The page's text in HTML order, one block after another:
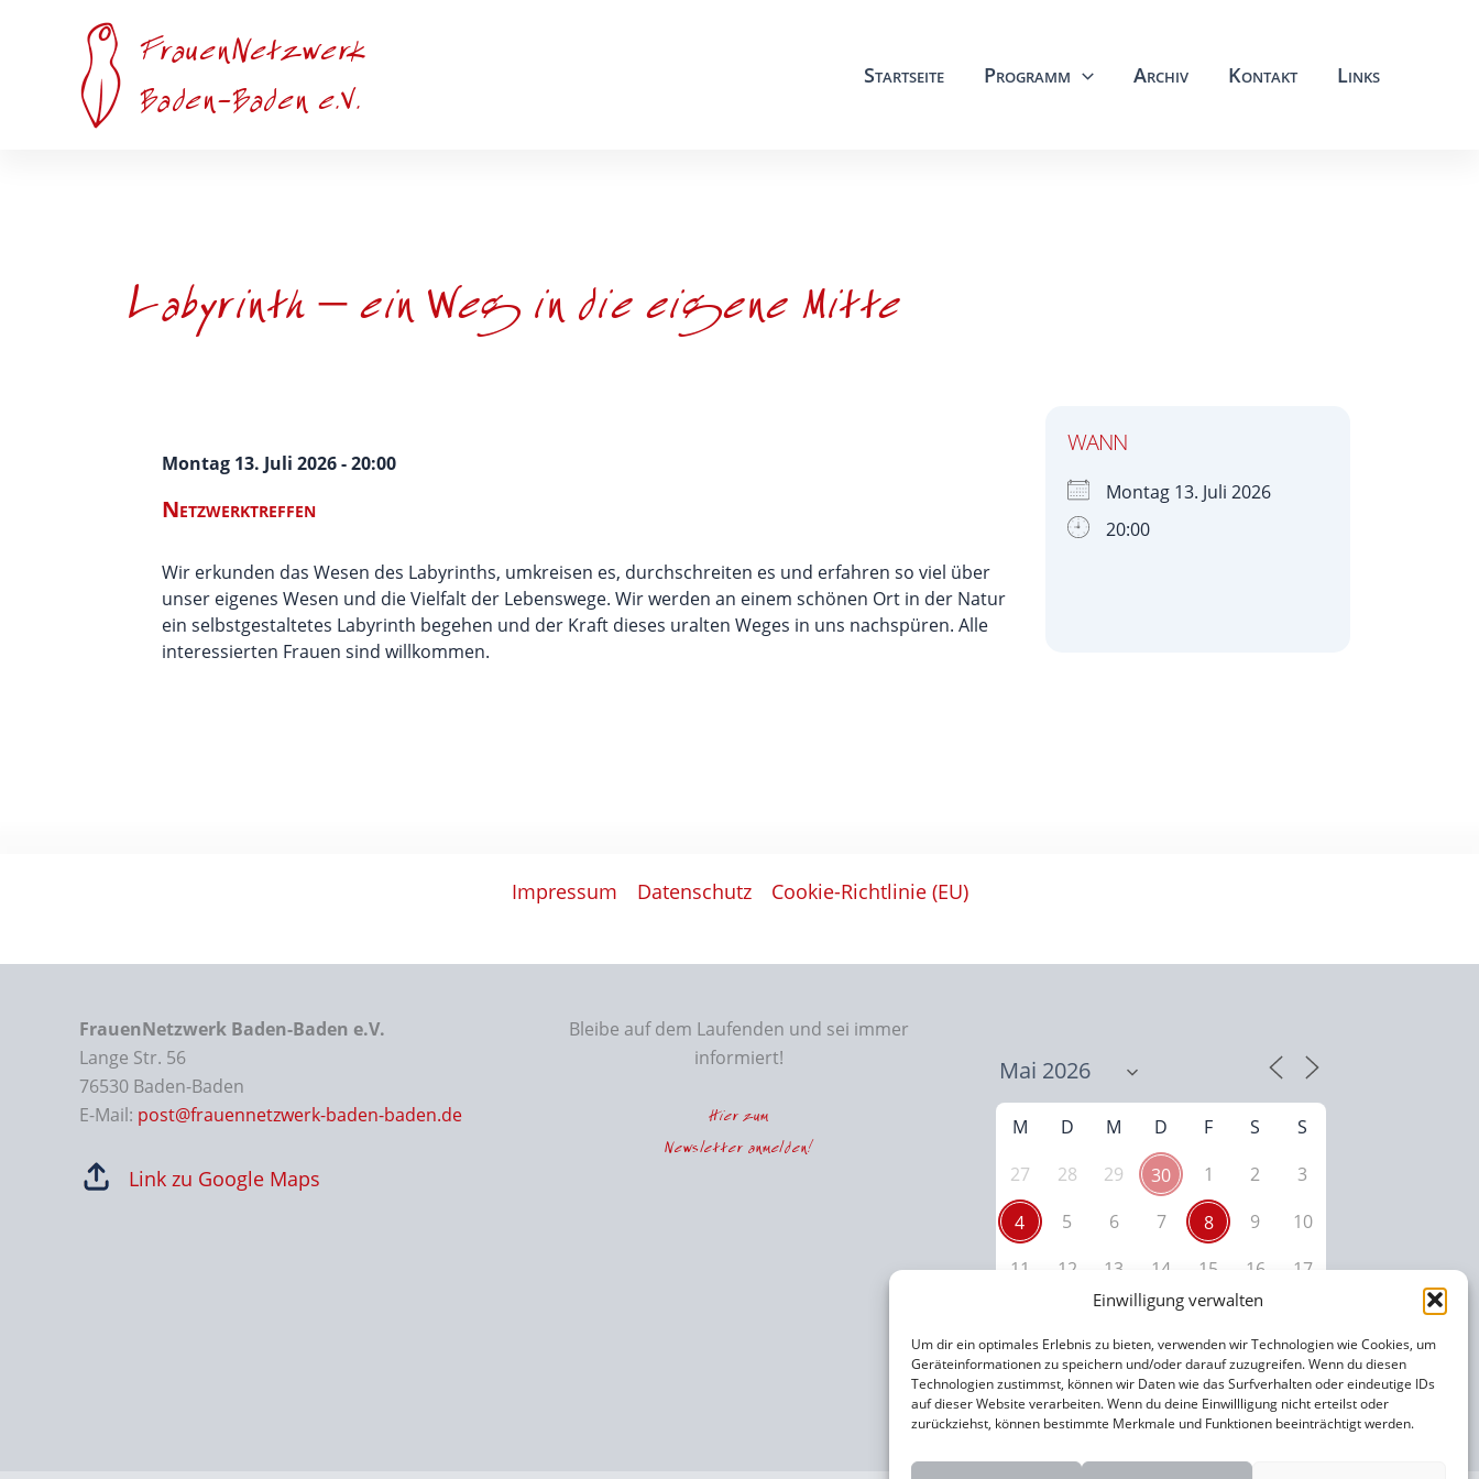
Einwilligung verwalten
Um dir ein optimales Erlebnis zu bieten, verwenden wir Technologien wie Cookies, um
Geräteinformationen zu speichern und/oder darauf zuzugreifen. Wenn du diesen
Technologien zustimmst, können wir Daten wie das Surfverhalten oder eindeutige IDs
auf dieser Website verarbeiten. Wenn du deine Einwillligung nicht erteilst oder
zurückziehst, können bestimmte Merkmale und Funktionen beeinträchtigt werden.
FrauenNetzwerk
Baden-Baden e.V.
Startseite Programm Archiv Kontakt Links
Labyrinth – ein Weg in die eigene Mitte
Montag 13. Juli 2026 - 20:00
Netzwerktreffen
Wir erkunden das Wesen des Labyrinths, umkreisen es, durchschreiten es und erfahren so viel über
unser eigenes Wesen und die Vielfalt der Lebenswege. Wir werden an einem schönen Ort in der Natur
ein selbstgestaltetes Labyrinth begehen und der Kraft dieses uralten Weges in uns nachspüren. Alle
interessierten Frauen sind willkommen.
WANN
Montag 13. Juli 2026
20:00
Impressum Datenschutz Cookie-Richtlinie (EU)
FrauenNetzwerk Baden-Baden e.V.
Lange Str. 56
76530 Baden-Baden
E-Mail: post@frauennetzwerk-baden-baden.de
Link zu Google Maps
Bleibe auf dem Laufenden und sei immer
informiert!
Hier zum
Newsletter anmelden!
M D M D F S
S
27
28 29 30 1 2
3
4
5 6 7 8 9
10
11
12 13 14 15 16
17
21
25
26 27 28 29 30 31